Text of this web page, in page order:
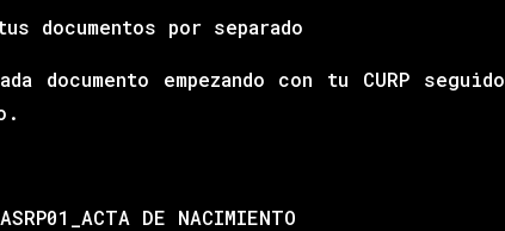
documentos por separado
documento empezando con tu CURP seguido
DE NACIMIENTO